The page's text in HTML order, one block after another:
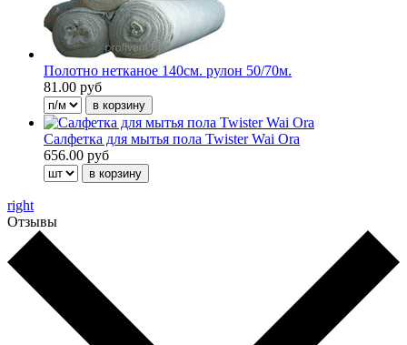
Полотно нетканое 140см. рулон 50/70м.
81.00 руб
Салфетка для мытья пола Twister Wai Ora
656.00 руб
right
Отзывы